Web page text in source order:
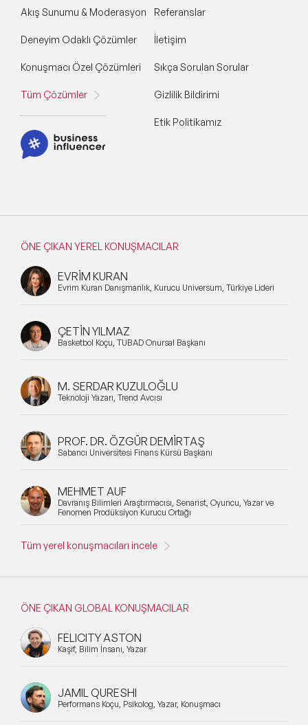
Akış Sunumu & Moderasyon
Deneyim Odaklı Çözümler
Konuşmacı Özel Çözümleri
Tüm Çözümler
Referanslar
İletişim
Sıkça Sorulan Sorular
Gizlilik Bildirimi
Etik Politikamız
ÖNE ÇIKAN YEREL KONUŞMACILAR
EVRİM KURAN
Evrim Kuran Danışmanlık, Kurucu Universum, Türkiye Lideri
ÇETİN YILMAZ
Basketbol Koçu, TÜBAD Onursal Başkanı
M. SERDAR KUZULOĞLU
Teknoloji Yazarı, Trend Avcısı
PROF. DR. ÖZGÜR DEMİRTAŞ
Sabancı Üniversitesi Finans Kürsü Başkanı
MEHMET AUF
Davranış Bilimleri Araştırmacısı, Senarist, Oyuncu, Yazar ve
Fenomen Prodüksiyon Kurucu Ortağı
Tüm yerel konuşmacıları incele
ÖNE ÇIKAN GLOBAL KONUŞMACILAR
FELICITY ASTON
Kaşif, Bilim İnsanı, Yazar
JAMIL QURESHI
Performans Koçu, Psikolog, Yazar, Konuşmacı